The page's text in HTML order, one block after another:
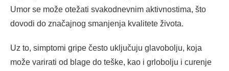
Umor se može otežati svakodnevnim aktivnostima, što
dovodi do značajnog smanjenja kvalitete života.
Uz to, simptomi gripe često uključuju glavobolju, koja
može varirati od blage do teške, kao i grlobolju i curenje